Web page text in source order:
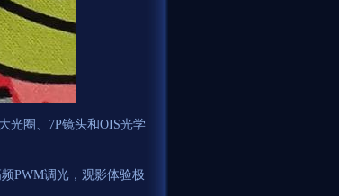
光圈、7P镜头和OIS光学
PWM调光，观影体验极